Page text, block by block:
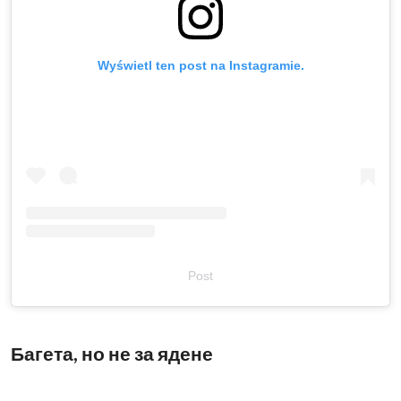
Wyświetl ten post na Instagramie.
Post
Багета, но не за ядене